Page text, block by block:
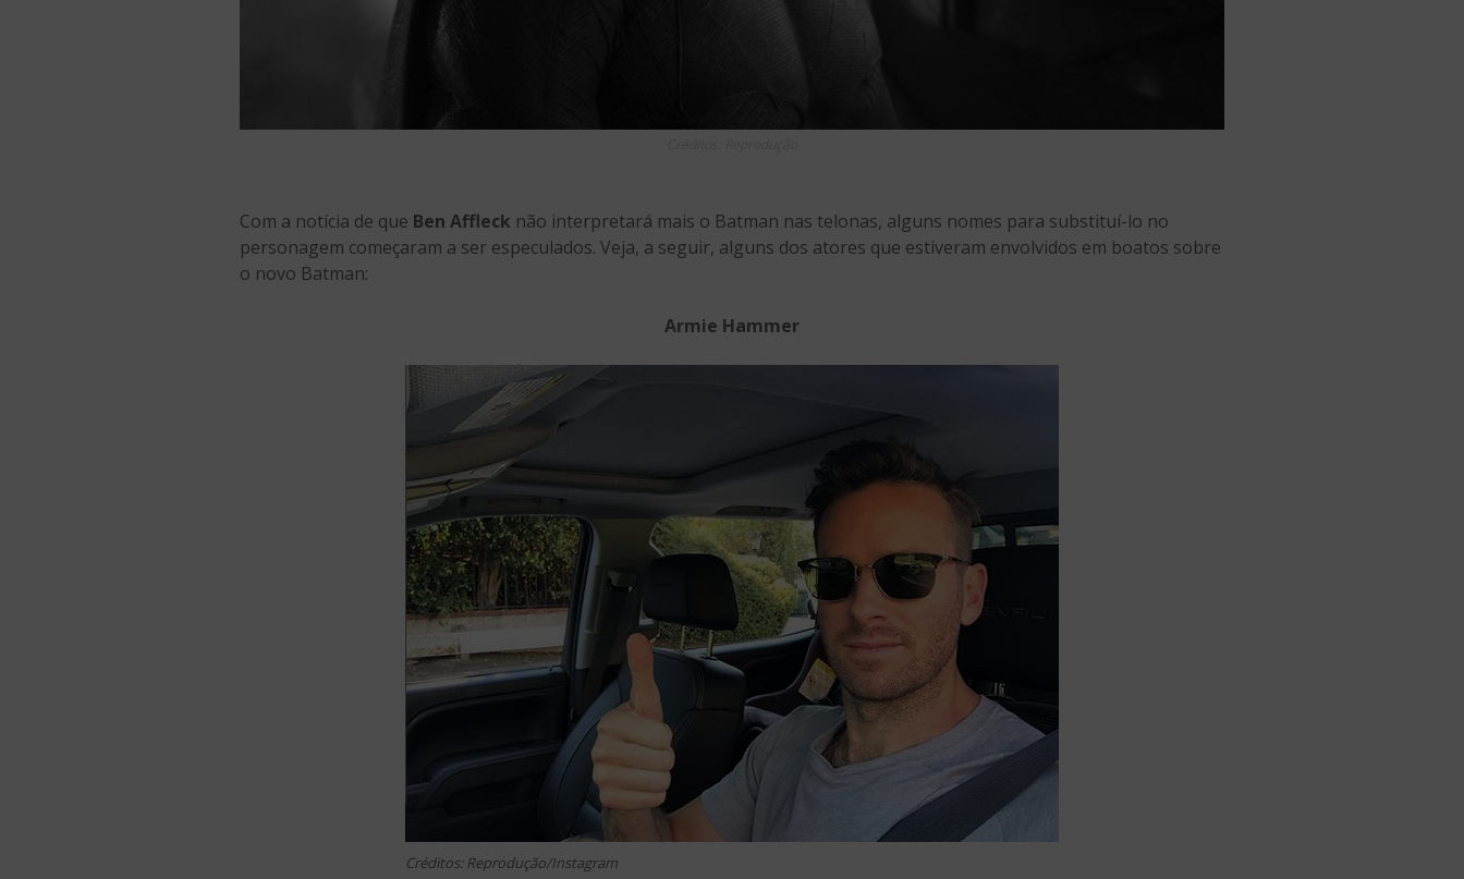
Com a notícia de que Ben Affleck não interpretará mais o Batman nas telonas, alguns nomes para substituí-lo no
personagem começaram a ser especulados. Veja, a seguir, alguns dos atores que estiveram envolvidos em boatos sobre
o novo Batman:
Armie Hammer
Créditos: Reprodução/Instagram